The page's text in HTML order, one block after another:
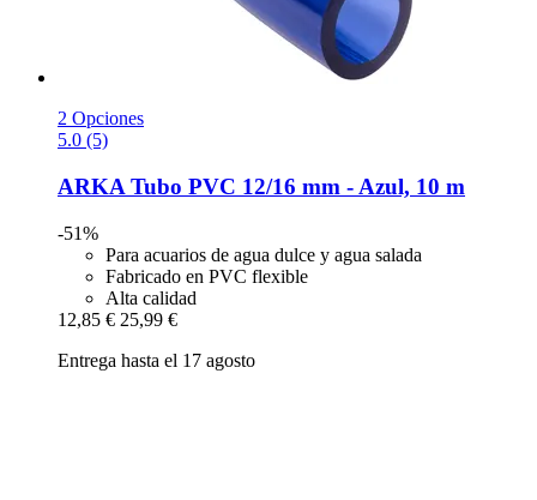
2 Opciones
5.0 (5)
ARKA Tubo PVC 12/16 mm -​ Azul, 10 m
-51%
Para acuarios de agua dulce y agua salada
Fabricado en PVC flexible
Alta calidad
12,85 € 25,99 €
Entrega hasta el 17 agosto